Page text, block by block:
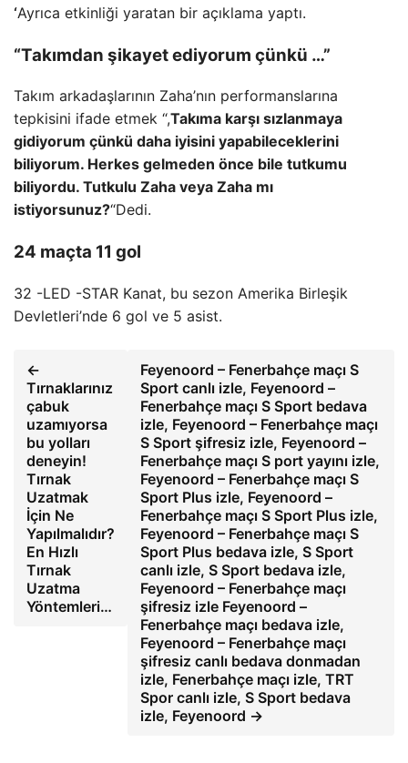
‘Ayrıca etkinliği yaratan bir açıklama yaptı.
“Takımdan şikayet ediyorum çünkü …”
Takım arkadaşlarının Zaha’nın performanslarına
tepkisini ifade etmek “,Takıma karşı sızlanmaya
gidiyorum çünkü daha iyisini yapabileceklerini
biliyorum. Herkes gelmeden önce bile tutkumu
biliyordu. Tutkulu Zaha veya Zaha mı
istiyorsunuz?“Dedi.
24 maçta 11 gol
32 -LED -STAR Kanat, bu sezon Amerika Birleşik
Devletleri’nde 6 gol ve 5 asist.
←
Tırnaklarınız
çabuk
uzamıyorsa
bu yolları
deneyin!
Tırnak
Uzatmak
İçin Ne
Yapılmalıdır?
En Hızlı
Tırnak
Uzatma
Yöntemleri…
Feyenoord – Fenerbahçe maçı S
Sport canlı izle, Feyenoord –
Fenerbahçe maçı S Sport bedava
izle, Feyenoord – Fenerbahçe maçı
S Sport şifresiz izle, Feyenoord –
Fenerbahçe maçı S port yayını izle,
Feyenoord – Fenerbahçe maçı S
Sport Plus izle, Feyenoord –
Fenerbahçe maçı S Sport Plus izle,
Feyenoord – Fenerbahçe maçı S
Sport Plus bedava izle, S Sport
canlı izle, S Sport bedava izle,
Feyenoord – Fenerbahçe maçı
şifresiz izle Feyenoord –
Fenerbahçe maçı bedava izle,
Feyenoord – Fenerbahçe maçı
şifresiz canlı bedava donmadan
izle, Fenerbahçe maçı izle, TRT
Spor canlı izle, S Sport bedava
izle, Feyenoord →